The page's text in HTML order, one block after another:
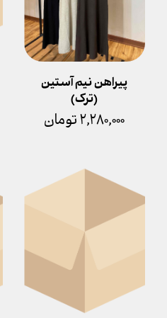
پیراهن نیم آستین
(ترک)
۲,۲۸۰,۰۰۰ تومان